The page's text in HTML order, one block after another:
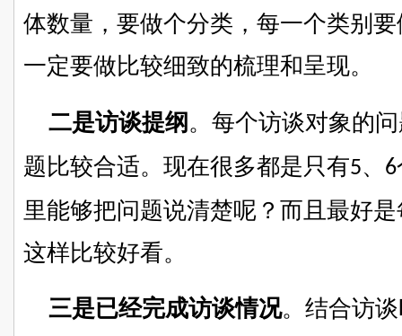
体数量，要做个分类，每一个类别
一定要做比较细致的梳理和呈现。
二是访谈提纲 。每个访谈对象的
题比较合适。现在很多都是只有5、 6
里能够把问题说清楚呢？而且最好
这样比较好看。
三是已经完成访谈情况。结合访